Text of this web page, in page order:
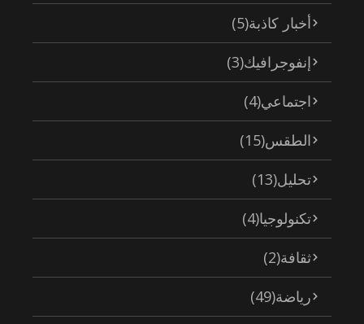
أخبار كاذبة(5)
إنفوجرافيك(3)
اجتماعي(4)
الطقس(15)
تحليل(13)
تكنولوجيا(4)
ثقافة(2)
رياضة(49)